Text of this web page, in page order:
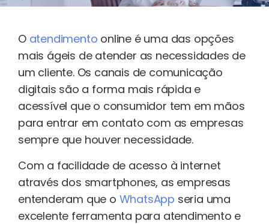
O atendimento online é uma das opções
mais ágeis de atender as necessidades de
um cliente. Os canais de comunicação
digitais são a forma mais rápida e
acessível que o consumidor tem em mãos
para entrar em contato com as empresas
sempre que houver necessidade.
Com a facilidade de acesso à internet
através dos smartphones, as empresas
entenderam que o WhatsApp seria uma
excelente ferramenta para atendimento e